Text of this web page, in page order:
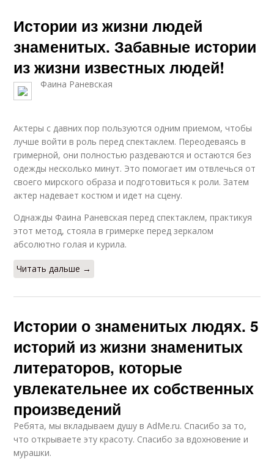
Истории из жизни людей
знаменитых. Забавные истории
из жизни известных людей!
Фаина Раневская
Актеры с давних пор пользуются одним приемом, чтобы
лучше войти в роль перед спектаклем. Переодеваясь в
гримерной, они полностью раздеваются и остаются без
одежды несколько минут. Это помогает им отвлечься от
своего мирского образа и подготовиться к роли. Затем
актер надевает костюм и идет на сцену.
Однажды Фаина Раневская перед спектаклем, практикуя
этот метод, стояла в гримерке перед зеркалом
абсолютно голая и курила.
Читать дальше →
Истории о знаменитых людях. 5
историй из жизни знаменитых
литераторов, которые
увлекательнее их собственных
произведений
Ребята, мы вкладываем душу в AdMe.ru. Cпасибо за то,
что открываете эту красоту. Спасибо за вдохновение и
мурашки.